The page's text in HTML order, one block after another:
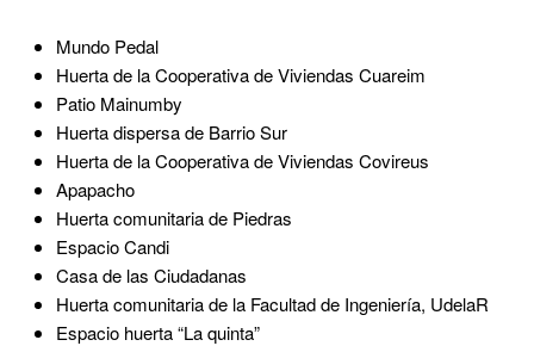
Mundo Pedal
Huerta de la Cooperativa de Viviendas Cuareim
Patio Mainumby
Huerta dispersa de Barrio Sur
Huerta de la Cooperativa de Viviendas Covireus
Apapacho
Huerta comunitaria de Piedras
Espacio Candi
Casa de las Ciudadanas
Huerta comunitaria de la Facultad de Ingeniería, UdelaR
Espacio huerta “La quinta”